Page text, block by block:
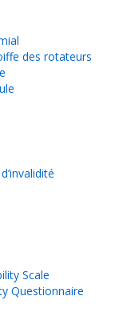
des rotateurs
Scale
Questionnaire